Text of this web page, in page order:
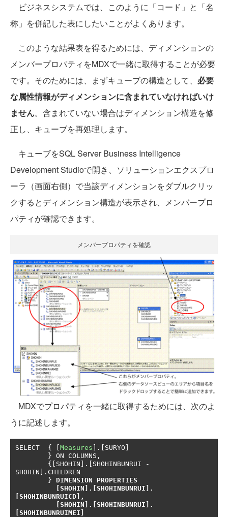
ビジネスシステムでは、このように「コード」と「名
称」を併記した表にしたいことがよくあります。
このような結果表を得るためには、ディメンションの
メンバープロパティをMDXで一緒に取得することが必要
です。そのためには、まずキューブの構造として、 必要
な属性情報がディメンションに含まれていなければいけ
ません。含まれていない場合はディメンション構造を修
正し、キューブを再処理します。
キューブをSQL Server Business Intelligence
Development Studioで開き、ソリューションエクスプロ
ーラ（画面右側）で当該ディメンションをダブルクリッ
クするとディメンション構造が表示され、メンバープロ
パティが確認できます。
メンバープロパティを確認
MDXでプロパティを一緒に取得するためには、次のよ
うに記述します。
SELECT { [Measures ].[ SURYO ]
} ON COLUMNS ,
{[ SHOHIN ].[ SHOHINBUNRUI
-
SHOHIN ]. CHILDREN
} DIMENSION PROPERTIES
[SHOHIN ].[SHOHINBUNRUI ].
[SHOHINBUNRUICD],
[SHOHIN ].[SHOHINBUNRUI ].
[SHOHINBUNRUIMEI ]